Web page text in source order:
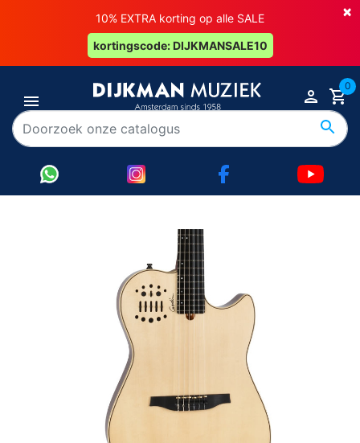
×
10% EXTRA korting op alle SALE
kortingscode: DIJKMANSALE10
0